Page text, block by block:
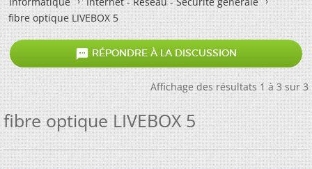
fibre optique LIVEBOX 5
 RÉPONDRE À LA DISCUSSION
Affichage des résultats 1 à 3 sur 3
fibre optique LIVEBOX 5